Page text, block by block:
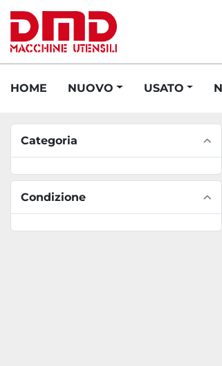
HOME NUOVO USATO
Categoria
Condizione